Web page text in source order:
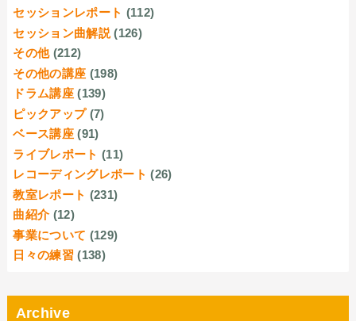
セッションレポート (112)
セッション曲解説 (126)
その他 (212)
その他の講座 (198)
ドラム講座 (139)
ピックアップ (7)
ベース講座 (91)
ライブレポート (11)
レコーディングレポート (26)
教室レポート (231)
曲紹介 (12)
事業について (129)
日々の練習 (138)
Archive